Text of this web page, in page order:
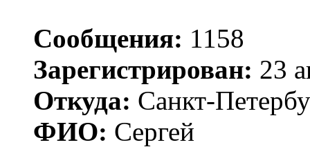
Сообщения: 1158
Зарегистрирован: 23
Откуда: Санкт-
ФИО: Сергей